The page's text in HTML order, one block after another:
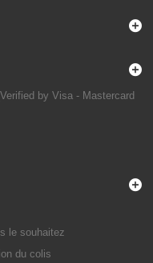
by Visa - Mastercard
le souhaitez
du colis